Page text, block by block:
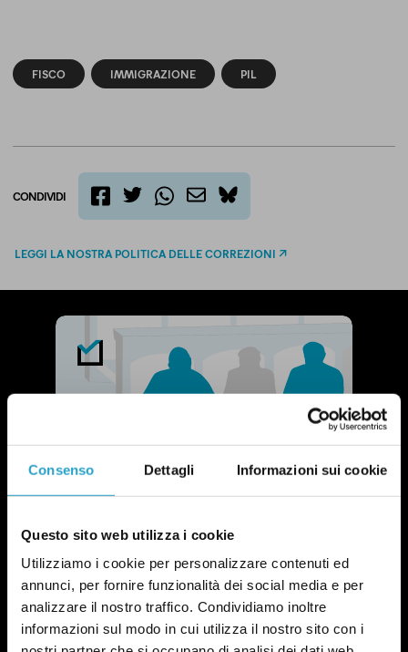
Consenso Dettagli Informazioni sui cookie
Questo sito web utilizza i cookie
Utilizziamo i cookie per personalizzare contenuti ed
annunci, per fornire funzionalità dei social media e per
analizzare il nostro traffico. Condividiamo inoltre
informazioni sul modo in cui utilizza il nostro sito con i
FISCO IMMIGRAZIONE PIL
CONDIVIDI
bluesky
LEGGI LA NOSTRA POLITICA DELLE CORREZIONI